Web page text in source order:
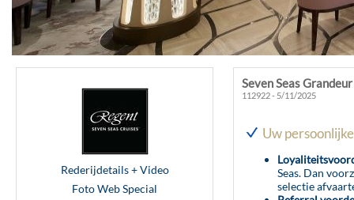
Rederijdetails + Video
Foto Web Special
Seven Seas
112922 - 5/11/2025
Uw
Seas. Dan
selectie